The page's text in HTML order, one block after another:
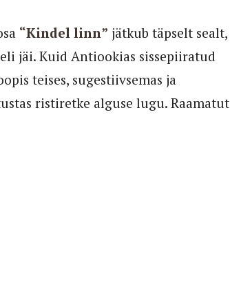
“Kindel linn” jätkub täpselt sealt,
jäi. Kuid Antiookias sissepiiratud
teises, sugestiivsemas ja
ristiretke alguse lugu. Raamatut